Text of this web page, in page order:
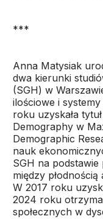
***
Anna Matysiak
dwa kierunki
(SGH) w
ilościowe i
roku uzyskała
Demography w
Demographic
nauk
SGH na
między
W 2017 roku
2024 roku
społecznych w